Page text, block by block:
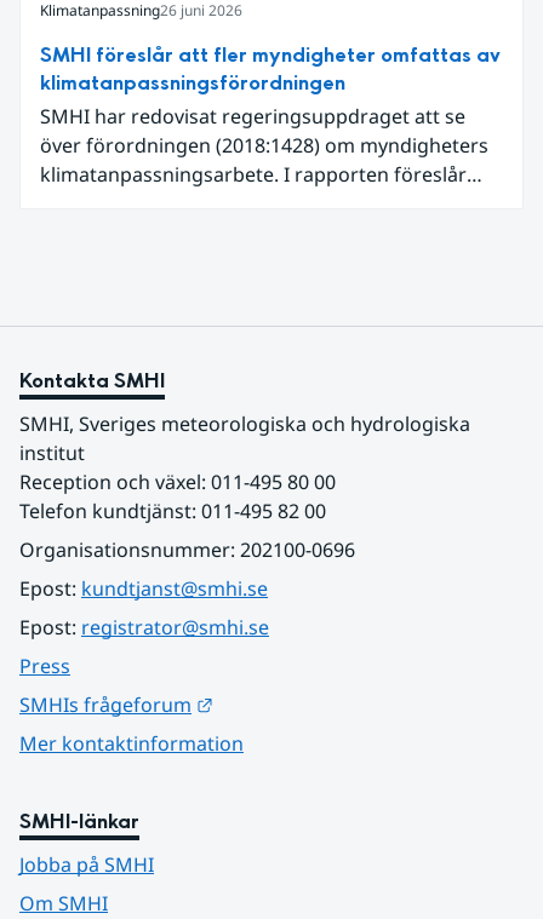
Klimatanpassning26 juni 2026
SMHI föreslår att fler myndigheter omfattas av
klimatanpassningsförordningen
SMHI har redovisat regeringsuppdraget att se
över förordningen (2018:1428) om myndigheters
klimatanpassningsarbete. I rapporten föreslår
Kontakta SMHI
SMHI, Sveriges meteorologiska och hydrologiska
institut
Reception och växel: 011-495 80 00
Telefon kundtjänst: 011-495 82 00
Organisationsnummer: 202100-0696
Epost: kundtjanst@smhi.se
Epost: registrator@smhi.se
Press
SMHIs frågeforum
Mer kontaktinformation
SMHI-länkar
Jobba på SMHI
Om SMHI